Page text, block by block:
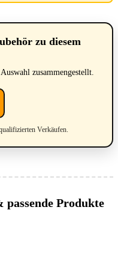
zu diesem
zusammengestellt.
Verkäufen.
Produkte